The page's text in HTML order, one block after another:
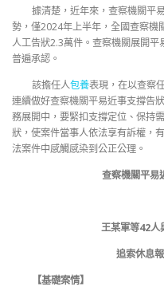
據清楚，近年來，查察機關平
勢，僅2024年上半年，全國查察機
人工告狀2.3萬件。查察機關展開平
普遍承認。
該擔任人包養表現，在以查察
連續做好查察機關平易近事支撐告
務展開中，要緊扣支撐定位、保持
狀，使案件當事人依法享有訴權，
法案件中感觸感染到公正公理。
查察機關平易
王某軍等42人
追索休息
【基礎案情】